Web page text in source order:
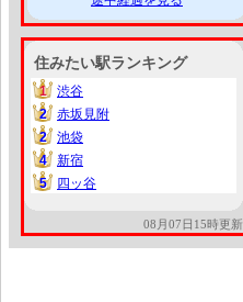
住みたい駅ランキング
1
1
渋谷
2
2
赤坂見附
2
2
池袋
4
4
新宿
5
5 四ッ谷
08月07日15時更新